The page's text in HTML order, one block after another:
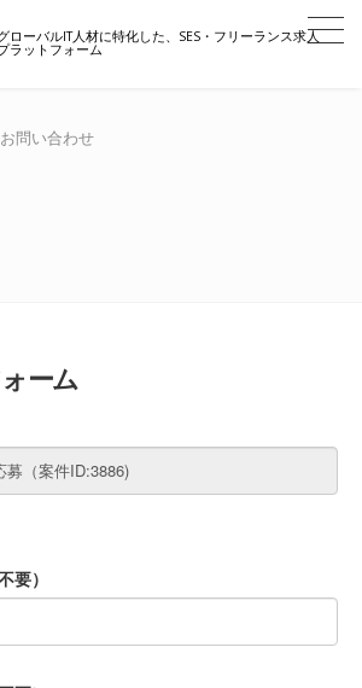
ローバルIT人材に特化した、SES・フリーランス求人
ラットフォーム
お問い合わせ
ーム
要）